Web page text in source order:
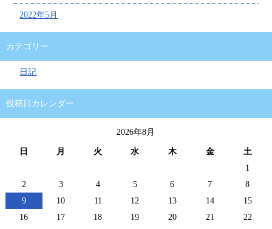
2022年5月
カテゴリー
日記
投稿日カレンダー
2026年8月
日 月 火 水 木 金
土
1
2
3 4 5 6 7
8
9
10 11 12 13 14
15
16
17 18 19 20 21
22